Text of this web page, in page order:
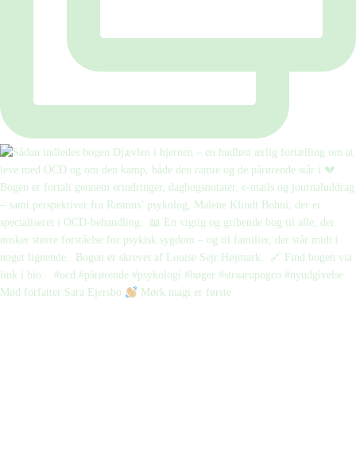
Mød forfatter Sara Ejersbo Mørk magi er første